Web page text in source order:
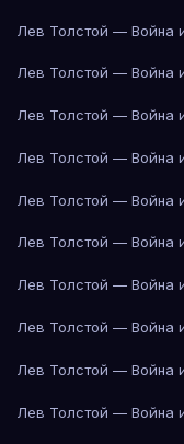
Лев Толстой — Война
Лев Толстой — Война
Лев Толстой — Война
Лев Толстой — Война
Лев Толстой — Война
Лев Толстой — Война
Лев Толстой — Война
Лев Толстой — Война
Лев Толстой — Война
Лев Толстой — Война